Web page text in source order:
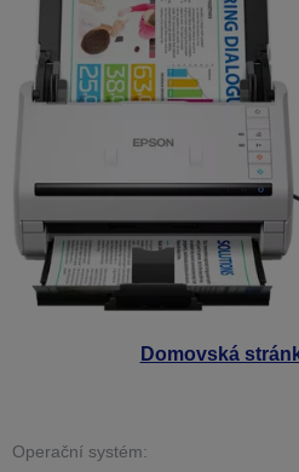
Domovská
Operační systém: